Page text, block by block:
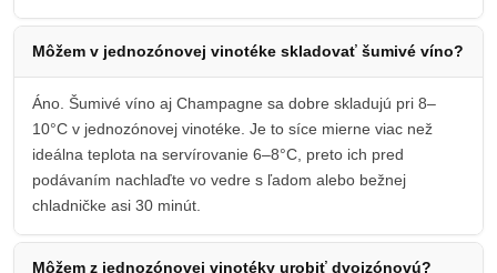
Môžem v jednozónovej vinotéke skladovať šumivé víno?
Áno. Šumivé víno aj Champagne sa dobre skladujú pri 8–
10°C v jednozónovej vinotéke. Je to síce mierne viac než
ideálna teplota na servírovanie 6–8°C, preto ich pred
podávaním nachlaďte vo vedre s ľadom alebo bežnej
chladničke asi 30 minút.
Môžem z jednozónovej vinotéky urobiť dvojzónovú?